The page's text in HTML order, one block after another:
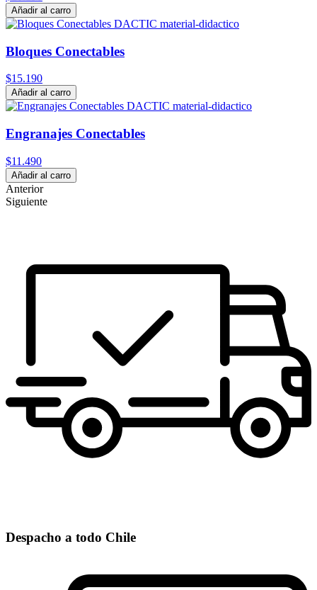
Añadir al carro
Bloques Conectables
$15.190
Añadir al carro
Engranajes Conectables
$11.490
Añadir al carro
Anterior
Siguiente
Despacho a todo Chile